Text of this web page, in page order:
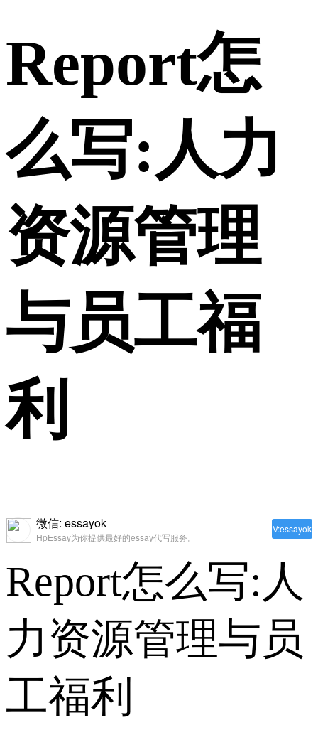
Report怎
么写:人力
资源管理
与员工福
利
V:essayok
微信: essayok
HpEssay为你提供最好的essay代写服务。
Report怎么写:人
力资源管理与员
工福利